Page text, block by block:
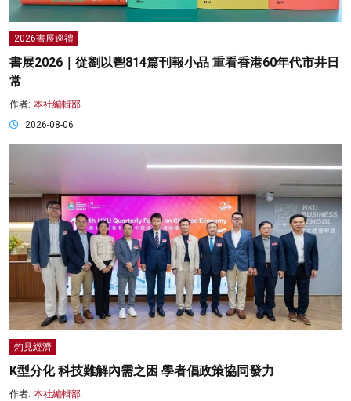
2026書展巡禮
書展2026｜從劉以鬯814篇刊報小品 重看香港60年代市井日
常
作者: 本社編輯部
2026-08-06
灼見經濟
K型分化 科技難解內需之困 學者倡政策協同發力
作者: 本社編輯部